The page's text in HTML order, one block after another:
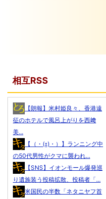
相互RSS
【朗報】米村姫良々、香港遠
征のホテルで風呂上がりを西﨑
美...
【（・(ｪ)・）】ランニング中
の50代男性がクマに襲われ...
【SNS】イオンモール爆発巡
り遺族装う投稿拡散、投稿者「...
米国民の半数「ネタニヤフ首